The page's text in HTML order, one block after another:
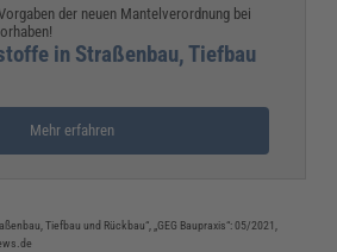
der neuen Mantelverordnung bei
in Straßenbau, Tiefbau
Mehr erfahren
Tiefbau und Rückbau“, „GEG Baupraxis“: 05/2021,